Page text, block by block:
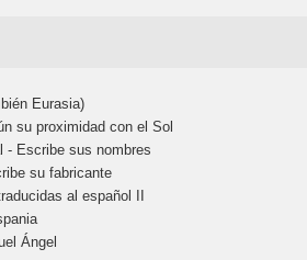
Eurasia)
su proximidad con el Sol
- Escribe sus nombres
su fabricante
al español II
Ángel